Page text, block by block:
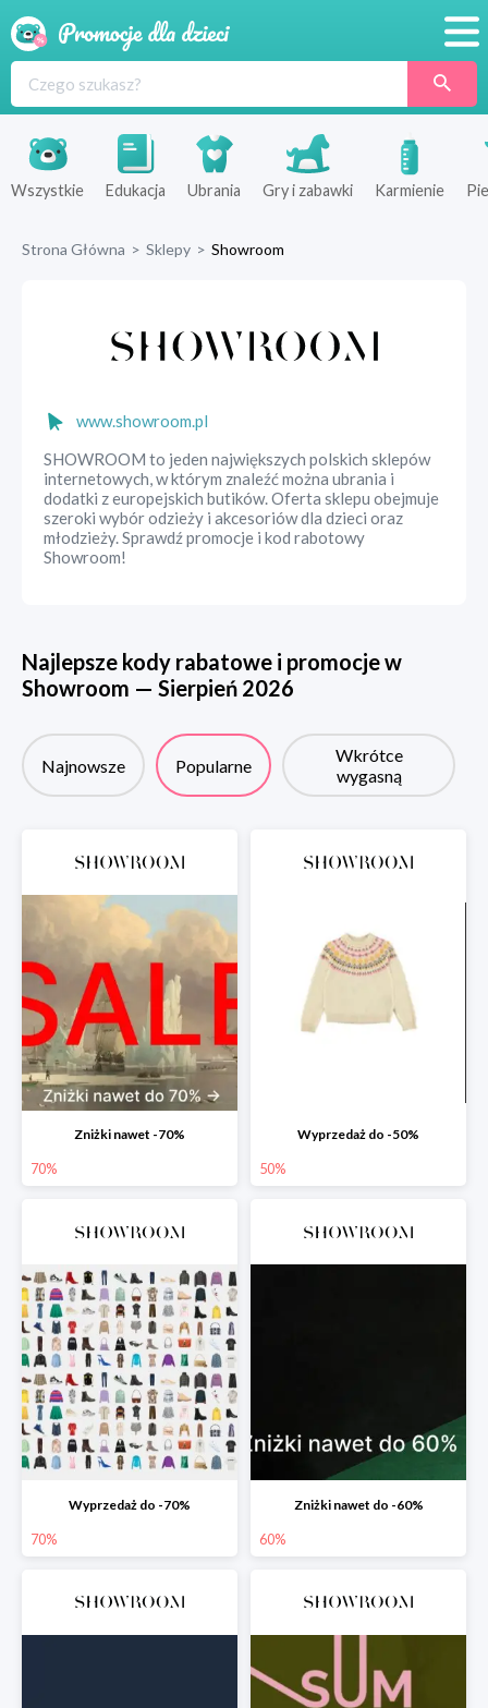
Produkty
Sklepy
Wszystkie Edukacja Ubrania Gry i zabawki Karmienie
Strona Główna > Sklepy > Showroom
www.showroom.pl
SHOWROOM to jeden największych polskich sklepów
internetowych, w którym znaleźć można ubrania i
dodatki z europejskich butików. Oferta sklepu obejmuje
szeroki wybór odzieży i akcesoriów dla dzieci oraz
młodzieży. Sprawdź promocje i kod rabotowy
Showroom!
Najlepsze kody rabatowe i promocje w
Showroom — Sierpień 2026
Najnowsze Popularne
Wkrótce
wygasną
Zniżki nawet -70%
70%
Wyprzedaż do -50%
50%
Wyprzedaż do -70%
70%
Zniżki nawet do -60%
60%